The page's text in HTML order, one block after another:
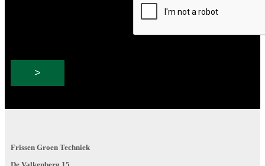
Frissen Groen Techniek